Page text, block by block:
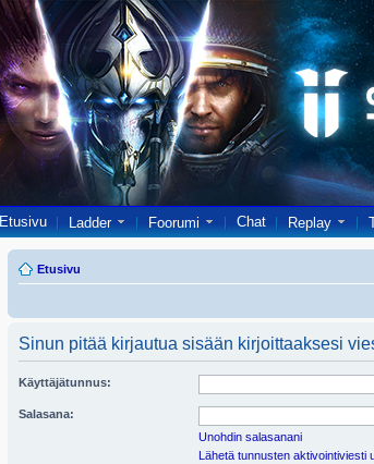
Etusivu Ladder Foorumi Chat Replay
Etusivu
Sinun pitää kirjautua sisään kirjoittaaksesi
Käyttäjätunnus:
Salasana:
Unohdin salasanani
Lähetä tunnusten aktivointiviesti